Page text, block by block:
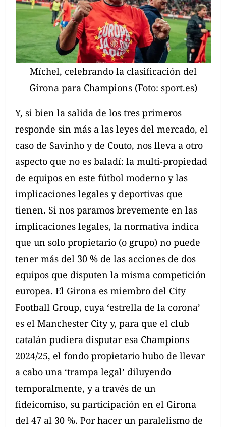
Míchel, celebrando la clasificación del
Girona para Champions (Foto: sport.es)
Y, si bien la salida de los tres primeros
responde sin más a las leyes del mercado, el
caso de Savinho y de Couto, nos lleva a otro
aspecto que no es baladí: la multi-propiedad
de equipos en este fútbol moderno y las
implicaciones legales y deportivas que
tienen. Si nos paramos brevemente en las
implicaciones legales, la normativa indica
que un solo propietario (o grupo) no puede
tener más del 30 % de las acciones de dos
equipos que disputen la misma competición
europea. El Girona es miembro del City
Football Group, cuya ‘estrella de la corona’
es el Manchester City y, para que el club
catalán pudiera disputar esa Champions
2024/25, el fondo propietario hubo de llevar
a cabo una ‘trampa legal’ diluyendo
temporalmente, y a través de un
fideicomiso, su participación en el Girona
del 47 al 30 %. Por hacer un paralelismo de